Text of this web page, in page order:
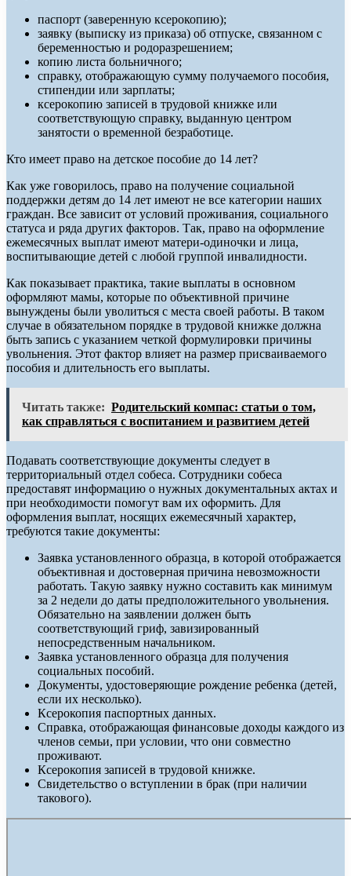
паспорт (заверенную ксерокопию);
заявку (выписку из приказа) об отпуске, связанном с
беременностью и родоразрешением;
копию листа больничного;
справку, отображающую сумму получаемого пособия,
стипендии или зарплаты;
ксерокопию записей в трудовой книжке или
соответствующую справку, выданную центром
занятости о временной безработице.
Кто имеет право на детское пособие до 14 лет?
Как уже говорилось, право на получение социальной
поддержки детям до 14 лет имеют не все категории наших
граждан. Все зависит от условий проживания, социального
статуса и ряда других факторов. Так, право на оформление
ежемесячных выплат имеют матери-одиночки и лица,
воспитывающие детей с любой группой инвалидности.
Как показывает практика, такие выплаты в основном
оформляют мамы, которые по объективной причине
вынуждены были уволиться с места своей работы. В таком
случае в обязательном порядке в трудовой книжке должна
быть запись с указанием четкой формулировки причины
увольнения. Этот фактор влияет на размер присваиваемого
пособия и длительность его выплаты.
Читать также: Родительский компас: статьи о том,
как справляться с воспитанием и развитием детей
Подавать соответствующие документы следует в
территориальный отдел собеса. Сотрудники собеса
предоставят информацию о нужных документальных актах и
при необходимости помогут вам их оформить. Для
оформления выплат, носящих ежемесячный характер,
требуются такие документы:
Заявка установленного образца, в которой отображается
объективная и достоверная причина невозможности
работать. Такую заявку нужно составить как минимум
за 2 недели до даты предположительного увольнения.
Обязательно на заявлении должен быть
соответствующий гриф, завизированный
непосредственным начальником.
Заявка установленного образца для получения
социальных пособий.
Документы, удостоверяющие рождение ребенка (детей,
если их несколько).
Ксерокопия паспортных данных.
Справка, отображающая финансовые доходы каждого из
членов семьи, при условии, что они совместно
проживают.
Ксерокопия записей в трудовой книжке.
Свидетельство о вступлении в брак (при наличии
такового).